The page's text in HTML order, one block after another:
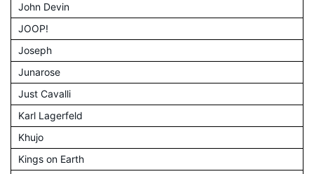
John Devin
JOOP!
Joseph
Junarose
Just Cavalli
Karl Lagerfeld
Khujo
Kings on Earth